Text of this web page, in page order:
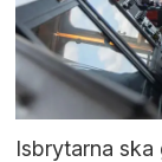
Isbrytarna